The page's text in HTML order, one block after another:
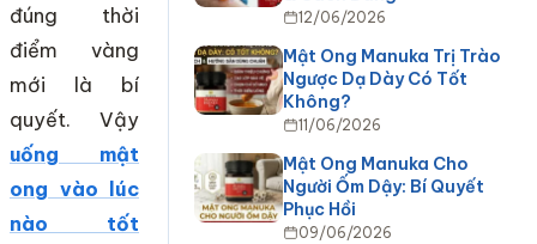
đúng thời
điểm vàng
mới là bí
quyết. Vậy
uống mật
ong vào lúc
nào tốt
12/06/2026
Mật Ong Manuka Trị Trào
Ngược Dạ Dày Có Tốt
Không?
11/06/2026
Mật Ong Manuka Cho
Người Ốm Dậy: Bí Quyết
Phục Hồi
09/06/2026